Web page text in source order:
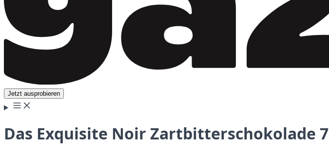
Jetzt ausprobieren
Das Exquisite Noir Zartbitterschokolade